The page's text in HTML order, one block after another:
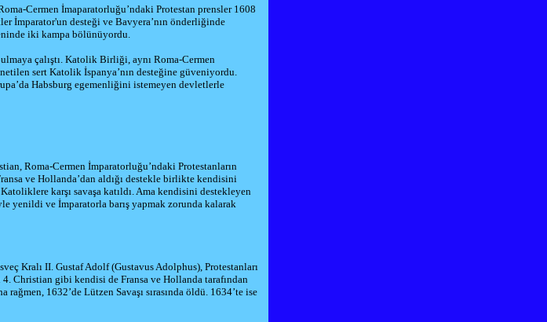
Cermen İmaparatorluğu’ndaki Protestan prensler 1608
İmparator'un desteği ve Bavyera’nın önderliğinde
iki kampa bölünüyordu.
çalıştı. Katolik Birliği, aynı Roma-Cermen
sert Katolik İspanya’nın desteğine güveniyordu.
Habsburg egemenliğini istemeyen devletlerle
Roma-Cermen İmparatorluğu’ndaki Protestanların
ve Hollanda’dan aldığı destekle birlikte kendisini
karşı savaşa katıldı. Ama kendisini destekleyen
yenildi ve İmparatorla barış yapmak zorunda kalarak
Kralı II. Gustaf Adolf(Gustavus Adolphus), Protestanları
Christian gibi kendisi de Fransa ve Hollanda tarafından
rağmen, 1632’de Lützen Savaşı sırasında öldü. 1634’te ise